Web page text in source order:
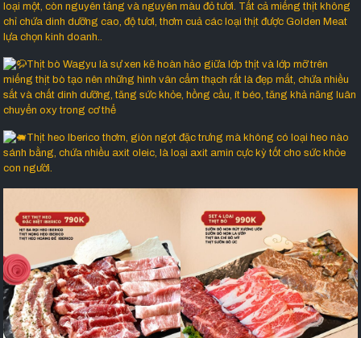
loại một, còn nguyên tảng và nguyên màu đỏ tươi. Tất cả miếng thịt không
chỉ chứa dinh dưỡng cao, độ tươi, thơm cuả các loại thịt được Golden Meat
lựa chọn kinh doanh..
Thịt bò Wagyu là sự xen kẽ hoàn hảo giữa lớp thịt và lớp mỡ trên
miếng thịt bò tạo nên những hình vân cẩm thạch rất là đẹp mắt, chứa nhiều
sắt và chất dinh dưỡng, tăng sức khỏe, hồng cầu, ít béo, tăng khả năng luân
chuyển oxy trong cơ thể
Thịt heo Iberico thơm, giòn ngọt đặc trưng mà không có loại heo nào
sánh bằng, chứa nhiều axit oleic, là loại axit amin cực kỳ tốt cho sức khỏe
con người.